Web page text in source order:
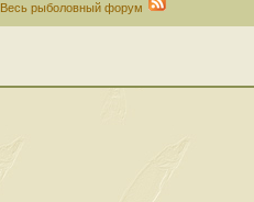
Весь рыболовный форум